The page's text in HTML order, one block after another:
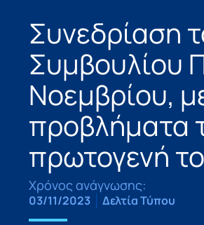
Συνεδρίαση
Συμβουλίου
Νοεμβρίου,
προβλήματα
πρωτογενή
Χρόνος ανάγνωσης:
03/11/2023 Δελτία Τύπου